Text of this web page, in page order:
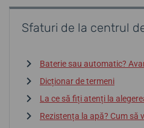
Sfaturi de la centrul
Baterie sau automatic?
Dicționar de termeni
La ce să fiți atenți la
Rezistența la apă? Cum să